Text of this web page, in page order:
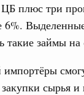
плюс три
такие займы
сырья
праздник
суббота
в сфере